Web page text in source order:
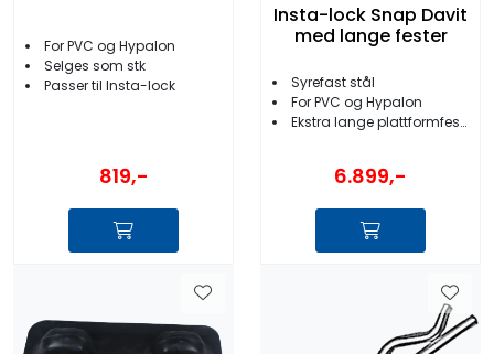
For PVC og Hypalon
Selges som stk
Passer til Insta-lock
819,-
Insta-lock Snap Davit
med lange fester
Syrefast stål
For PVC og Hypalon
Ekstra lange plattformfester
6.899,-